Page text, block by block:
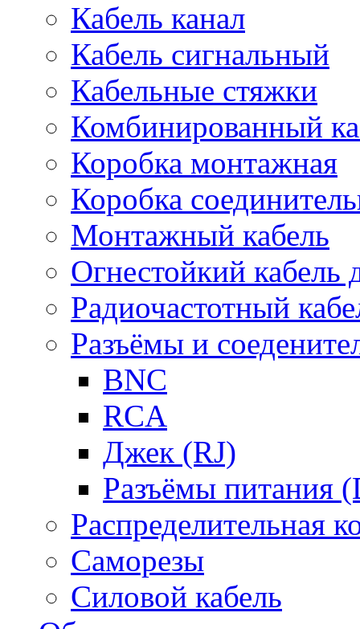
Кабель канал
Кабель сигнальный
Кабельные стяжки
Комбинированный
Коробка монтажная
Коробка
Монтажный кабель
Огнестойкий
Радиочастотный
Разъёмы и
BNC
RCA
Джек (RJ)
Разъёмы питания
Распределительная
Саморезы
Силовой кабель